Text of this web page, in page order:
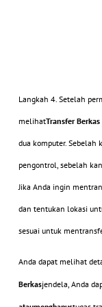
Langkah 4. Setelah
melihatTransfer Berkas
dua komputer.
pengontrol, sebelah
Jika Anda ingin
dan tentukan lokasi
sesuai untuk
Anda dapat melihat
Berkasjendela, Anda